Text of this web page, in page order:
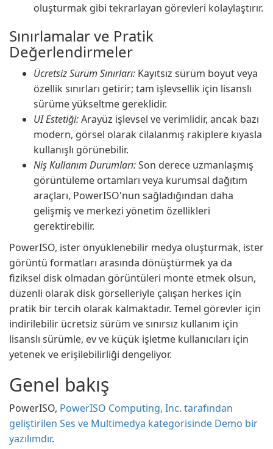
oluşturmak gibi tekrarlayan görevleri kolaylaştırır.
Sınırlamalar ve Pratik
Değerlendirmeler
Ücretsiz Sürüm Sınırları: Kayıtsız sürüm boyut veya
özellik sınırları getirir; tam işlevsellik için lisanslı
sürüme yükseltme gereklidir.
UI Estetiği:Arayüz işlevsel ve verimlidir, ancak bazı
modern, görsel olarak cilalanmış rakiplere kıyasla
kullanışlı görünebilir.
Niş Kullanım Durumları:Son derece uzmanlaşmış
görüntüleme ortamları veya kurumsal dağıtım
araçları, PowerISO'nun sağladığından daha
gelişmiş ve merkezi yönetim özellikleri
gerektirebilir.
PowerISO, ister önyüklenebilir medya oluşturmak, ister
görüntü formatları arasında dönüştürmek ya da
fiziksel disk olmadan görüntüleri monte etmek olsun,
düzenli olarak disk görselleriyle çalışan herkes için
pratik bir tercih olarak kalmaktadır. Temel görevler için
indirilebilir ücretsiz sürüm ve sınırsız kullanım için
lisanslı sürümle, ev ve küçük işletme kullanıcıları için
yetenek ve erişilebilirliği dengeliyor.
Genel bakış
PowerISO, PowerISO Computing, Inc. tarafından
geliştirilen Ses ve Multimedya kategorisinde Demo bir
yazılımdır.